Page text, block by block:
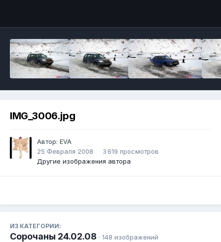
IMG_3006.jpg
Автор: EVA
25 Февраля 2008
3 619 просмотров
Другие изображения автора
ИЗ КАТЕГОРИИ:
Сорочаны 24.02.08 · 148 изображений